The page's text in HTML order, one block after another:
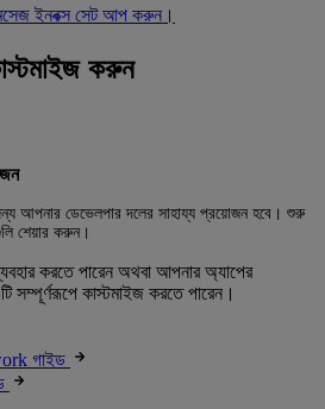
ইনবক্স সেট আপ করুন।
করুন
আপনার ডেভেলপার দলের সাহায্য প্রয়োজন হবে। শুরু
শেয়ার করুন।
করতে পারেন অথবা আপনার অ্যাপের
সম্পূর্ণরূপে কাস্টমাইজ করতে পারেন।
গাইড